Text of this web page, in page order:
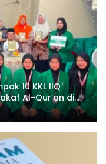
10 KKL IIQ
Al-Qur’an di